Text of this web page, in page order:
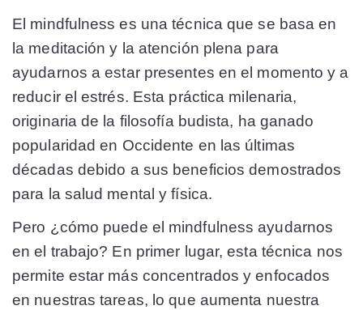
El mindfulness es una técnica que se basa en
la meditación y la atención plena para
ayudarnos a estar presentes en el momento y a
reducir el estrés. Esta práctica milenaria,
originaria de la filosofía budista, ha ganado
popularidad en Occidente en las últimas
décadas debido a sus beneficios demostrados
para la salud mental y física.
Pero ¿cómo puede el mindfulness ayudarnos
en el trabajo? En primer lugar, esta técnica nos
permite estar más concentrados y enfocados
en nuestras tareas, lo que aumenta nuestra